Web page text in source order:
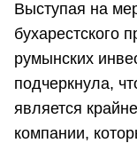
Выступая на
бухарестского
румынских
подчеркнула,
является
компании,